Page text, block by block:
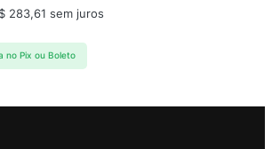
283,61 sem juros
no Pix ou Boleto